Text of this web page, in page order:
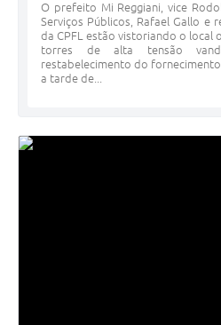
O prefeito Mi Reggiani, vice
Serviços Públicos, Rafael Gallo e
da CPFL estão vistoriando o local
torres de alta tensão
restabelecimento do
a tarde de...